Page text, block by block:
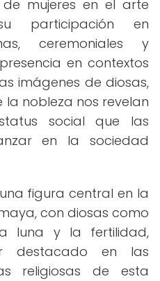
de mujeres en el arte
participación en
ceremoniales y
en contextos
imágenes de diosas,
la nobleza nos revelan
social que las
en la sociedad
figura central en la
con diosas como
luna y la fertilidad,
destacado en las
religiosas de esta